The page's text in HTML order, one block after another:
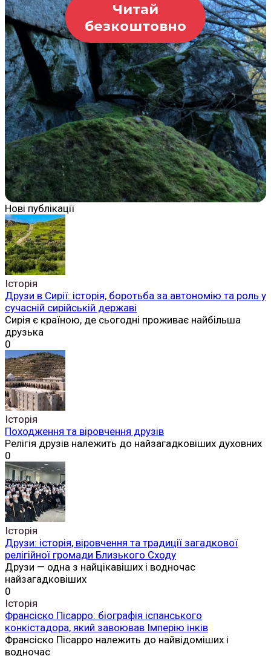
Читай
безкоштовно
Нові публікації
Історія
Друзи в Сирії: історія, боротьба за автономію та роль у
сучасній сирійській державі
Сирія є країною, де сьогодні проживає найбільша
друзька
0
Історія
Походження та віровчення друзів
Релігія друзів належить до найзагадковіших духовних
0
Історія
Друзи: історія, віровчення та традиції загадкової
релігійної громади Близького Сходу
Друзи — одна з найцікавіших і водночас
найзагадковіших
0
Історія
Франсіско Пісарро: біографія іспанського
конкістадора, який завоював Імперію інків
Франсіско Пісарро належить до найвідоміших і
водночас